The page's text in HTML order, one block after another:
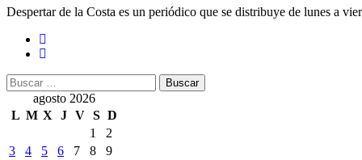
Despertar de la Costa es un periódico que se distribuye de lunes a
Buscar:
agosto 2026
L M X J V S D
1
2
3
4 5 6 7 8
9